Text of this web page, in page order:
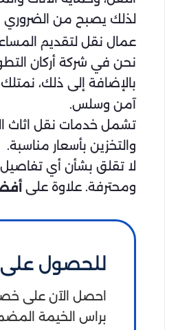
لذلك يصبح من الضروري
عمال نقل لتقديم
نحن في شركة أركان
بالإضافة إلى ذلك،
آمن وسلس.
تشمل خدمات نقل اثاث
والتخزين بأسعار مناسبة.
ومحترفة. علاوة على
للحصول
براس الخيمة